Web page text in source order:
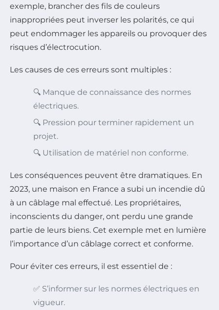
exemple, brancher des fils de couleurs
inappropriées peut inverser les polarités, ce qui
peut endommager les appareils ou provoquer des
risques d’électrocution.
Les causes de ces erreurs sont multiples :
🔍 Manque de connaissance des normes
électriques.
🔍 Pression pour terminer rapidement un
projet.
🔍 Utilisation de matériel non conforme.
Les conséquences peuvent être dramatiques. En
2023, une maison en France a subi un incendie dû
à un câblage mal effectué. Les propriétaires,
inconscients du danger, ont perdu une grande
partie de leurs biens. Cet exemple met en lumière
l’importance d’un câblage correct et conforme.
Pour éviter ces erreurs, il est essentiel de :
✅ S’informer sur les normes électriques en
vigueur.